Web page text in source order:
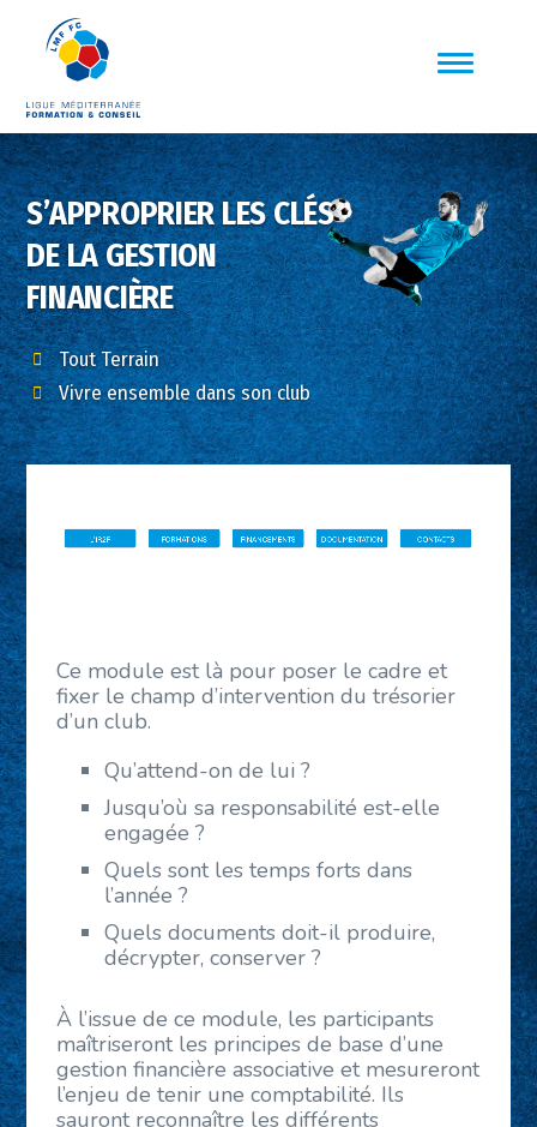
S’APPROPRIER LES CLÉS
DE LA GESTION
FINANCIÈRE
Tout Terrain
Vivre ensemble dans son club
Ce module est là pour poser le cadre et
fixer le champ d’intervention du trésorier
d’un club.
Qu’attend-on de lui ?
Jusqu’où sa responsabilité est-elle
engagée ?
Quels sont les temps forts dans
l’année ?
Quels documents doit-il produire,
décrypter, conserver ?
À l’issue de ce module, les participants
maîtriseront les principes de base d’une
gestion financière associative et mesureront
l’enjeu de tenir une comptabilité. Ils
sauront reconnaître les différents